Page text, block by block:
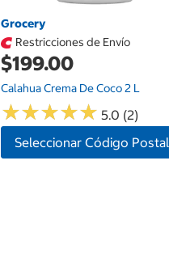
Grocery
Restricciones de Envío
$199.00
Calahua Crema De Coco 2 L
★★★★★
★★★★★ 5.0 (2)
Seleccionar Código Postal